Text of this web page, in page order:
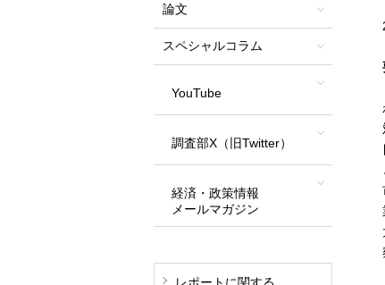
論文
スペシャルコラム
YouTube
調査部X（旧Twitter）
経済・政策情報
メールマガジン
レポートに関する